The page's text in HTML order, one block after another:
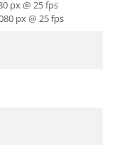
px @ 25 fps
px @ 25 fps